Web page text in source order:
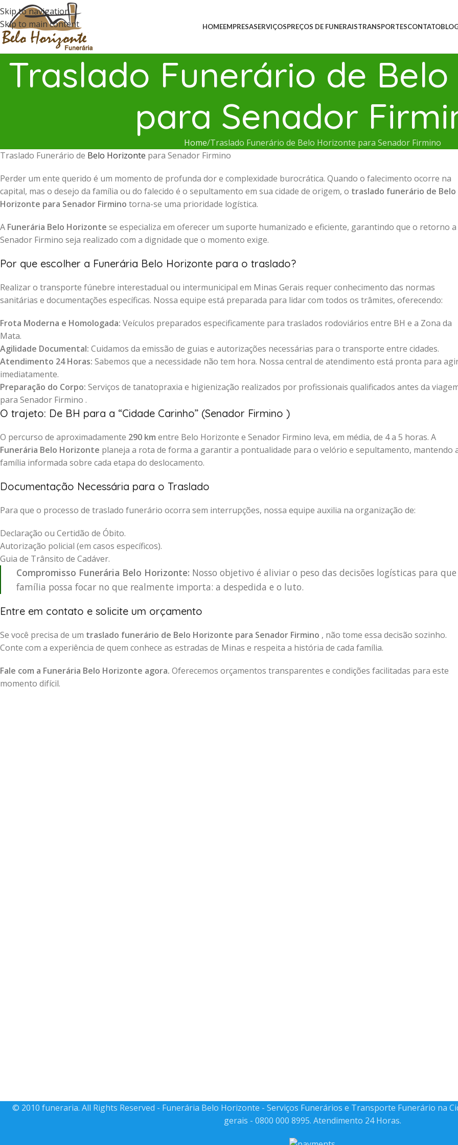
Skip to navigation
Skip to main content
HOMEEMPRESASERVIÇOSPREÇOS DE FUNERAISTRANSPORTESCONTATO
Traslado Funerário de
para Senador
Home Traslado Funerário de Belo Horizonte para Senador Firmino
Traslado Funerário de Belo Horizonte para Senador Firmino
Perder um ente querido é um momento de profunda dor e complexidade burocrática. Quando o falecimento ocorre na
capital, mas o desejo da família ou do falecido é o sepultamento em sua cidade de origem, o traslado funerário de Belo
Horizonte para Senador Firmino torna-se uma prioridade logística.
A Funerária Belo Horizonte se especializa em oferecer um suporte humanizado e eficiente, garantindo que o retorno a
Senador Firmino seja realizado com a dignidade que o momento exige.
Por que escolher a Funerária Belo Horizonte para o traslado?
Realizar o transporte fúnebre interestadual ou intermunicipal em Minas Gerais requer conhecimento das normas
sanitárias e documentações específicas. Nossa equipe está preparada para lidar com todos os trâmites, oferecendo:
Frota Moderna e Homologada: Veículos preparados especificamente para traslados rodoviários entre BH e a Zona da
Mata.
Agilidade Documental: Cuidamos da emissão de guias e autorizações necessárias para o transporte entre cidades.
Atendimento 24 Horas: Sabemos que a necessidade não tem hora. Nossa central de atendimento está pronta para
imediatamente.
Preparação do Corpo: Serviços de tanatopraxia e higienização realizados por profissionais qualificados antes da
para Senador Firmino .
O trajeto: De BH para a “Cidade Carinho” (Senador Firmino )
O percurso de aproximadamente 290 km entre Belo Horizonte e Senador Firmino leva, em média, de 4 a 5 horas. A
Funerária Belo Horizonte planeja a rota de forma a garantir a pontualidade para o velório e sepultamento, mantendo
família informada sobre cada etapa do deslocamento.
Documentação Necessária para o Traslado
Para que o processo de traslado funerário ocorra sem interrupções, nossa equipe auxilia na organização de:
Declaração ou Certidão de Óbito.
Autorização policial (em casos específicos).
Guia de Trânsito de Cadáver.
Compromisso Funerária Belo Horizonte: Nosso objetivo é aliviar o peso das decisões logísticas para
família possa focar no que realmente importa: a despedida e o luto.
Entre em contato e solicite um orçamento
Se você precisa de um traslado funerário de Belo Horizonte para Senador Firmino , não tome essa decisão sozinho.
Conte com a experiência de quem conhece as estradas de Minas e respeita a história de cada família.
Fale com a Funerária Belo Horizonte agora. Oferecemos orçamentos transparentes e condições facilitadas para este
momento difícil.
© 2010 funeraria. All Rights Reserved - Funerária Belo Horizonte - Serviços Funerários e Transporte Funerário na
gerais - 0800 000 8995. Atendimento 24 Horas.